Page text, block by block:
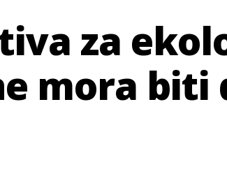
za
mora biti